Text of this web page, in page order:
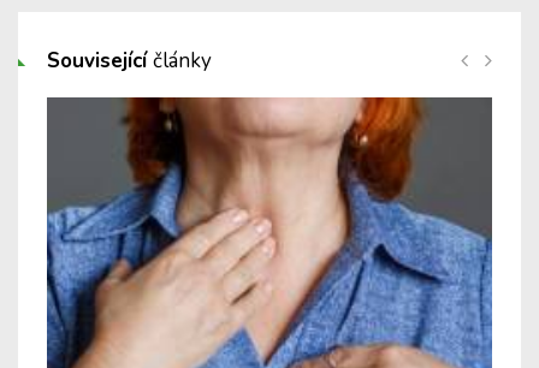
Souvisejícíčlánky